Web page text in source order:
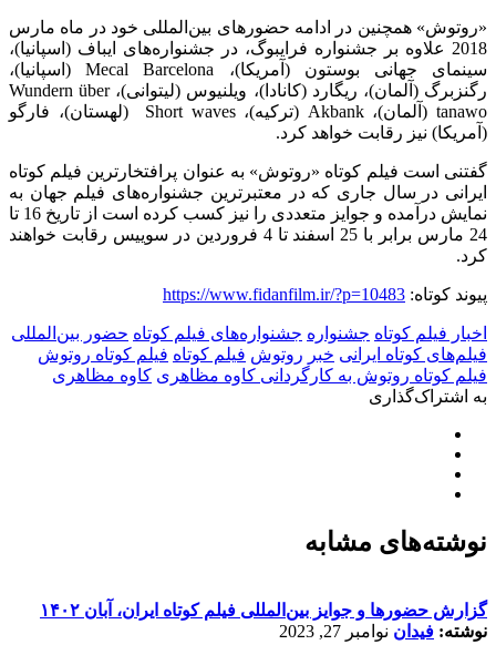
«روتوش» همچنین در ادامه حضورهای بین‌المللی خود در ماه مارس
2018 علاوه بر جشنواره فرایبوگ، در جشنواره‌های ایباف (اسپانیا)،
سینمای جهانی بوستون (آمریکا)، Mecal Barcelona(اسپانیا)،
رگنزبرگ (آلمان)، ریگارد (کانادا)، ویلنیوس (لیتوانی)،Wundern über
tanawo (آلمان)،Akbank (ترکیه)،Short waves (لهستان)، فارگو
(آمریکا) نیز رقابت خواهد کرد.
گفتنی است فیلم کوتاه «روتوش» به عنوان پرافتخارترین فیلم کوتاه
ایرانی در سال جاری که در معتبرترین جشنواره‌های فیلم جهان به
نمایش درآمده و جوایز متعددی را نیز کسب کرده است از تاریخ 16 تا
24 مارس برابر با 25 اسفند تا 4 فروردین در سوییس رقابت خواهند
کرد.
پیوند کوتاه: https://www.fidanfilm.ir/?p=10483
اخبار فیلم کوتاه جشنواره جشنواره‌های فیلم کوتاه حضور بین‌المللی
فیلم‌های کوتاه ایرانی خبر روتوش فیلم کوتاه فیلم کوتاه روتوش
فیلم کوتاه روتوش به کارگردانی کاوه مظاهری کاوه مظاهری
به اشتراک‌گذاری
نوشته‌های مشابه
گزارش حضورها و جوایز بین‌المللی فیلم کوتاه ایران، آبان ۱۴۰۲
نوشته: فیدان نوامبر 27, 2023